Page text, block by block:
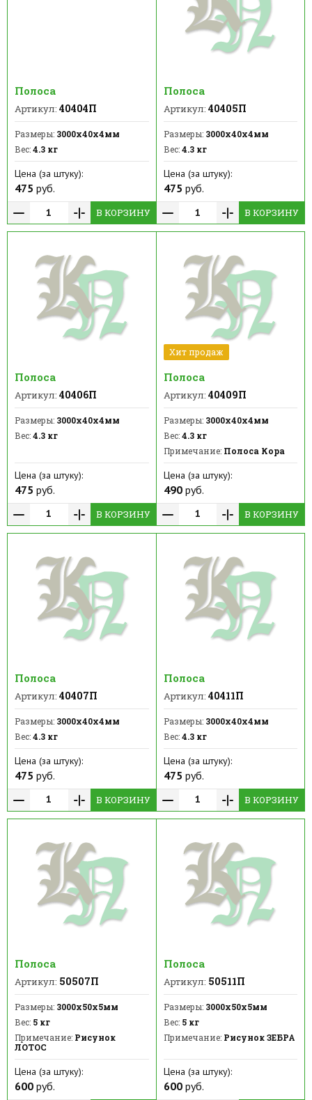
Полоса
Артикул: 40404П
Размеры: 3000х40х4мм
Вес:4.3 кг
Цена (за штуку):
475 руб.
В КОРЗИНУ
Полоса
Артикул: 40405П
Размеры:3000х40х4мм
Вес:4.3 кг
Цена (за штуку):
475 руб.
В КОРЗИНУ
Полоса
Артикул: 40406П
Размеры: 3000х40х4мм
Вес:4.3 кг
Цена (за штуку):
475 руб.
В КОРЗИНУ
Хит продаж
Полоса
Артикул: 40409П
Размеры:3000х40х4мм
Вес:4.3 кг
Примечание:Полоса Кора
Цена (за штуку):
490руб.
В КОРЗИНУ
Полоса
Артикул: 40407П
Размеры: 3000х40х4мм
Вес:4.3 кг
Цена (за штуку):
475 руб.
В КОРЗИНУ
Полоса
Артикул: 40411П
Размеры:3000х40х4мм
Вес:4.3 кг
Цена (за штуку):
475 руб.
В КОРЗИНУ
Полоса
Артикул: 50507П
Размеры: 3000х50х5мм
Вес: 5 кг
Примечание: Рисунок
ЛОТОС
Цена (за штуку):
600 руб.
Полоса
Артикул: 50511П
Размеры:3000х50х5мм
Вес:5 кг
Примечание:Рисунок ЗЕБРА
Цена (за штуку):
600руб.